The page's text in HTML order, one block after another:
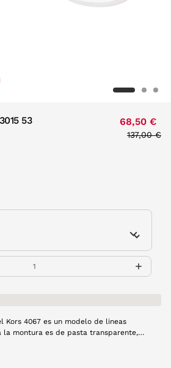
53 68,50 €
Price
137,00 €
Kors 4067 es un modelo de lineas
la montura es de pasta transparente,
esta temporada. Una gafa atemporal